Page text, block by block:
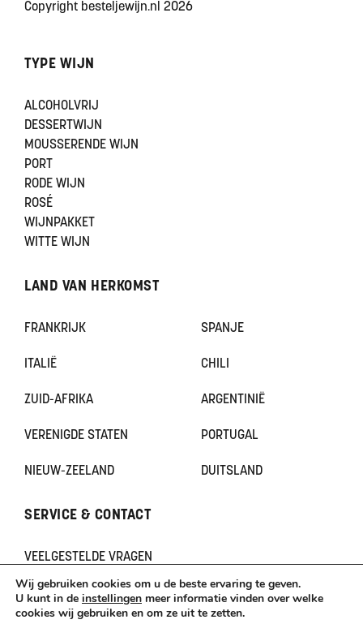
Copyright besteljewijn.nl 2026
TYPE WIJN
ALCOHOLVRIJ
DESSERTWIJN
MOUSSERENDE WIJN
PORT
RODE WIJN
ROSÉ
WIJNPAKKET
WITTE WIJN
LAND VAN HERKOMST
FRANKRIJK SPANJE
ITALIË CHILI
ZUID-AFRIKA ARGENTINIË
VERENIGDE STATEN PORTUGAL
NIEUW-ZEELAND DUITSLAND
SERVICE & CONTACT
VEELGESTELDE VRAGEN
CONTACT
KLACHTEN
TERUGBETAAL- EN RETOURNERINGSBELEID
Wij gebruiken cookies om u de beste ervaring te geven.
U kunt in de instellingen meer informatie vinden over welke
cookies wij gebruiken en om ze uit te zetten.